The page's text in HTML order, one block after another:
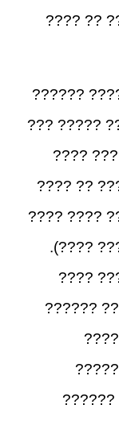
????? ??
?? ?????
???
??????
?????
???? ????
????
???
??????